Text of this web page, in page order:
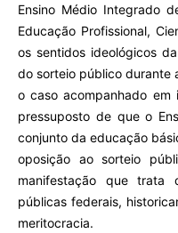
Ensino Médio Integrado
Educação Profissional,
os sentidos ideológicos
do sorteio público durante
o caso acompanhado em
pressuposto de que o
conjunto da educação
oposição ao sorteio
manifestação que
públicas federais,
meritocracia.